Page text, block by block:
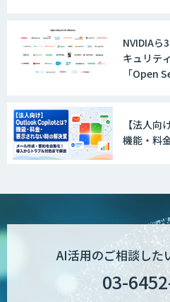
POPstation
業務特化型
「業務AIプロ
Dify開発支援
NVIDIAら
キュリテ
「Open
【法人
機能・料
AI活用のご相談した
03-